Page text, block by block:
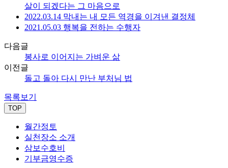
살이 되겠다는 그 마음으로
2022.03.14 막내는 내 모든 역경을 이겨낸 결정체
2021.05.03 행복을 전하는 수행자
다음글
봉사로 이어지는 가벼운 삶
이전글
돌고 돌아 다시 만난 부처님 법
목록보기
TOP
월간정토
실천장소 소개
삼보수호비
기부금영수증